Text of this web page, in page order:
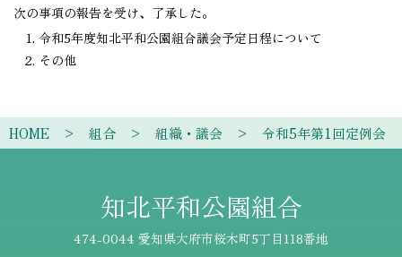
次の事項の報告を受け、了承した。
令和5年度知北平和公園組合議会予定日程について
その他
HOME 組合 組織・議会 令和5年第1回定例会
知北平和公園組合
474-0044 愛知県大府市桜木町5丁目118番地